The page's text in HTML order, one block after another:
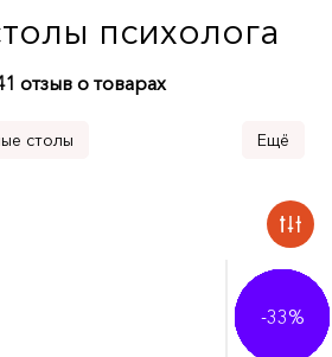
психолога
отзыв о товарах
столы
-17%
-13%
-6%
-20%
-18%
-21%
-17%
-32%
-18%
-10%
-27%
-33%